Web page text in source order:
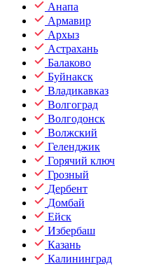
Анапа
Армавир
Архыз
Астрахань
Балаково
Буйнакск
Владикавказ
Волгоград
Волгодонск
Волжский
Геленджик
Горячий ключ
Грозный
Дербент
Домбай
Ейск
Избербаш
Казань
Калининград